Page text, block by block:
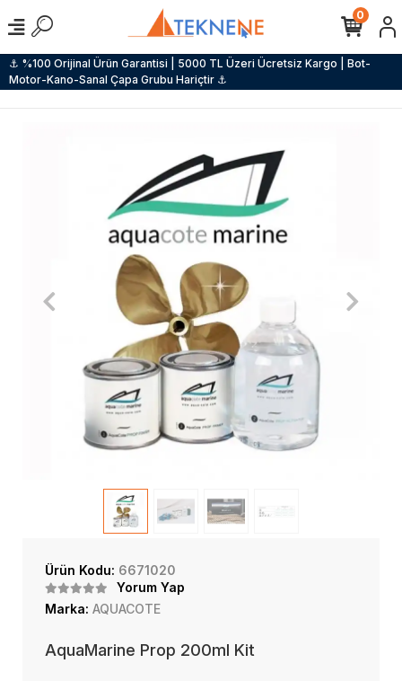
⚓ %100 Orijinal Ürün Garantisi | 5000 TL Üzeri Ücretsiz Kargo | Bot-
Motor-Kano-Sanal Çapa Grubu Hariçtir ⚓
0
Ürün Kodu: 6671020
Yorum Yap
Marka: AQUACOTE
AquaMarine Prop 200ml Kit